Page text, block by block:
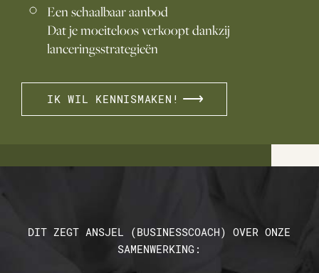
Een schaalbaar aanbod
Dat je moeiteloos verkoopt dankzij
lanceringsstrategieën
IK WIL KENNISMAKEN!
DIT ZEGT ANSJEL (BUSINESSCOACH) OVER ONZE
SAMENWERKING: